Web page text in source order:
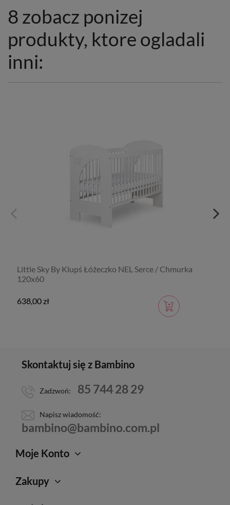
8 zobacz ponizej
produkty, ktore ogladali
inni:
Little Sky By Klupś Łóżeczko NEL Serce / Chmurka
120x60
638,00 zł
Skontaktuj się z Bambino
Zadzwoń: 85 744 28 29
Napisz wiadomość:
bambino@bambino.com.pl
Moje Konto
Zakupy